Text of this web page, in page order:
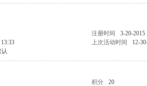
注册时间
3-20-2015
上次活动时间
12-
认
积分
20